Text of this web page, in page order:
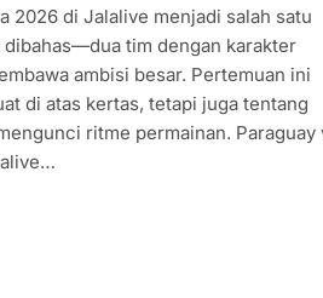
2026 di Jalalive menjadi salah satu
tim dengan karakter
ambisi besar. Pertemuan ini
di atas kertas, tetapi juga tentang
ritme permainan. Paraguay